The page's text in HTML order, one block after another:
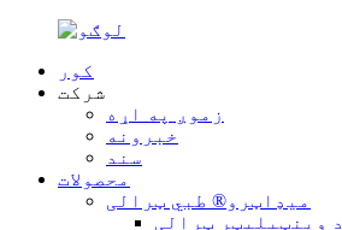
کور
شرکت
زموږ په اړه
خبرونه
سند
محصولات
میډاټرو® طبي ټرالی
د وینټیلیټر ټرالی